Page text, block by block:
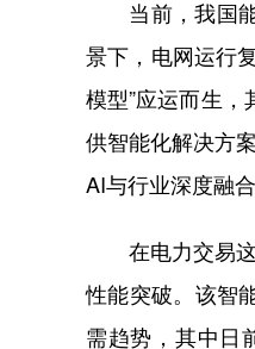
当前，我国能
景下，电网运行
模型”应运而生，
供智能化解决方
AI与行业深度融
在电力交易这
性能突破。该智
需趋势，其中日